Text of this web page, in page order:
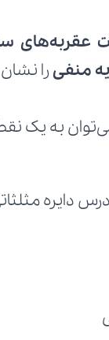
عقربه‌های
منفی را
به یک
آی‌نو همراه باشید تا با مطالب زیر